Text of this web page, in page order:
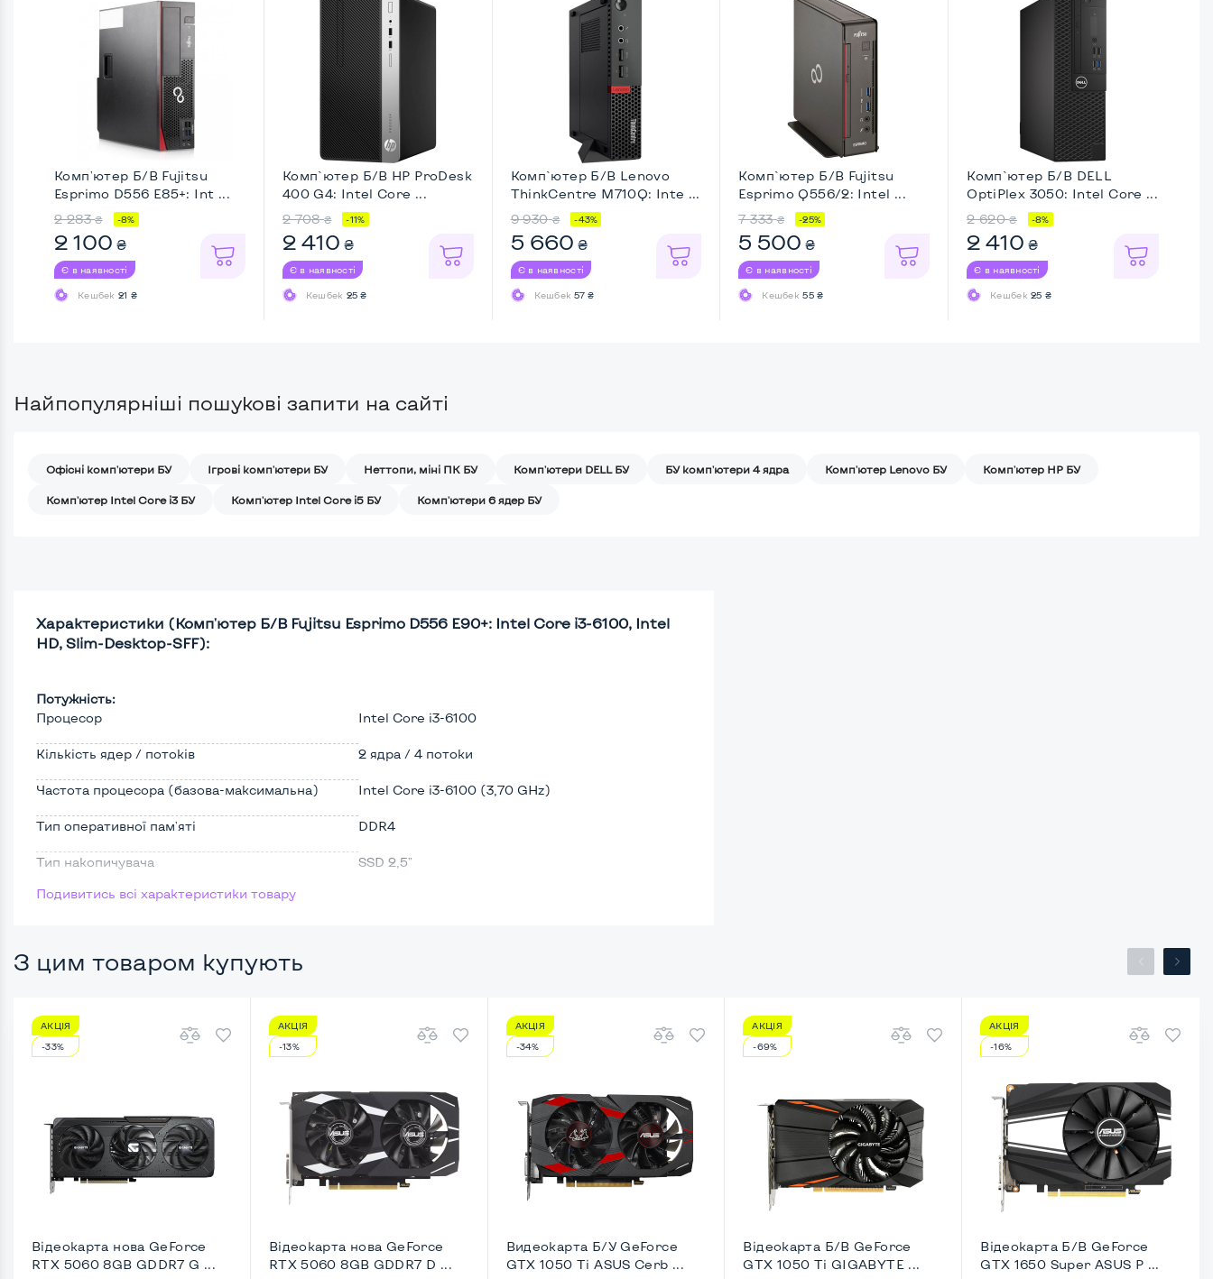
Комп'ютер Б/В Fujitsu
Esprimo D556 E85+: Int ...
2 283 ₴ -8%
2 100 ₴
Є в наявності
Кешбек 21 ₴
Комп`ютер Б/В HP ProDesk
400 G4: Intel Core ...
2 708 ₴ -11%
2 410 ₴
Є в наявності
Кешбек 25 ₴
Комп`ютер Б/В Lenovo
ThinkCentre M710Q: Inte ...
9 930 ₴ -43%
5 660 ₴
Є в наявності
Кешбек57 ₴
Комп`ютер Б/В Fujitsu
Esprimo Q556/2: Intel ...
7 333 ₴ -25%
5 500 ₴
Є в наявності
Кешбек55 ₴
Комп`ютер Б/В DELL
OptiPlex 3050: Intel Core ...
2 620 ₴ -8%
2 410 ₴
Є в наявності
Кешбек25 ₴
Найпопулярніші пошукові запити на сайті
Офісні комп'ютери БУ Ігрові комп'ютери БУ Неттопи, міні ПК БУ Комп'ютери DELL БУ БУ комп'ютери 4 ядра Комп'ютер Lenovo БУ Комп'ютер HP БУ
Комп'ютер Intel Core i3 БУ Комп'ютер Intel Core i5 БУ Комп'ютери 6 ядер БУ
Характеристики (Комп'ютер Б/В Fujitsu Esprimo D556 E90+: Intel Core i3-6100, Intel
HD, Slim-Desktop-SFF):
Потужність:
Процесор
Intel Core i3-6100
Кількість ядер / потоків 2 ядра / 4 потоки
Частота процесора (базова-максимальна) Intel Core i3-6100 (3,70 GHz)
Тип оперативної пам'яті DDR4
Тип накопичувача SSD 2,5"
Размер памяти
Можливості відеокарти:
Тип відеокарти
Встроенный
4
Зручність користування:
Кріплення для монітору ззаду Ні
Подивитись всі характеристики товару
З цим товаром купують
АКЦІЯ
-33%
Відеокарта нова GeForce
RTX 5060 8GB GDDR7 G ...
АКЦІЯ
-13%
Відеокарта нова GeForce
RTX 5060 8GB GDDR7 D ...
АКЦІЯ
-34%
Видеокарта Б/У GeForce
GTX 1050 Ti ASUS Cerb ...
АКЦІЯ
-69%
Відеокарта Б/В GeForce
GTX 1050 Ti GIGABYTE ...
АКЦІЯ
-16%
Відеокарта Б/В GeForce
GTX 1650 Super ASUS P ...